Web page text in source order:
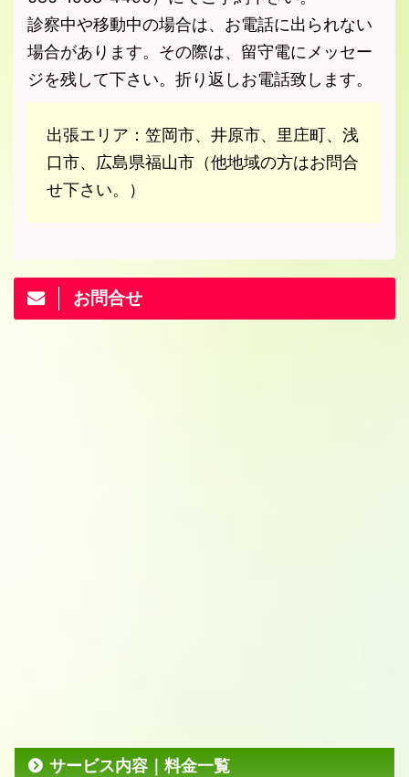
診察中や移動中の場合は、お電話に出られない
場合があります。その際は、留守電にメッセー
ジを残して下さい。折り返しお電話致します。
出張エリア：笠岡市、井原市、里庄町、浅
口市、広島県福山市（他地域の方はお問合
せ下さい。）
お問合せ
サービス内容｜料金一覧